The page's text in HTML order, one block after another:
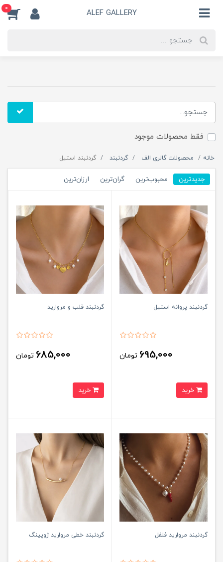
ALEF GALLERY
0
فقط محصولات موجود
خانه محصولات گالری الف گردنبند گردنبند استیل
جدیدترین محبوب‌ترین گران‌ترین ارزان‌ترین
گردنبند پروانه استیل
695,000 تومان
گردنبند قلب و مروارید
685,000 تومان
گردنبند مروارید فلفل گردنبند خطی مروارید ژوپینگ